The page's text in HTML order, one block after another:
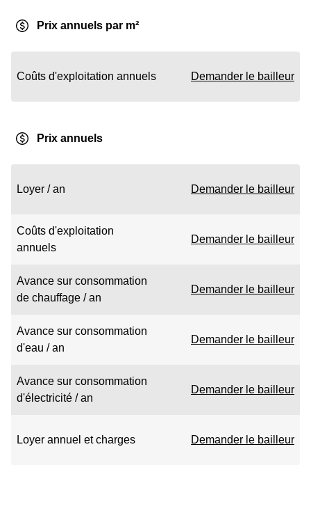
Prix annuels par m²
Coûts d'exploitation annuels Demander le bailleur
Prix annuels
Loyer / an Demander le bailleur
Coûts d'exploitation
annuels
Demander le bailleur
Avance sur consommation
de chauffage / an
Demander le bailleur
Avance sur consommation
d'eau / an
Demander le bailleur
Avance sur consommation
d'électricité / an
Demander le bailleur
Loyer annuel et charges Demander le bailleur